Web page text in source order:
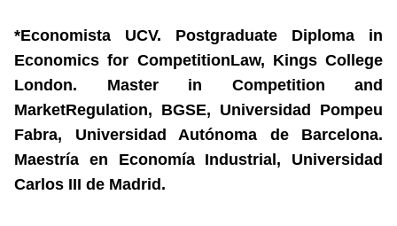
*Economista UCV. Postgraduate Diploma in
Economics for CompetitionLaw, Kings College
London. Master in Competition and
MarketRegulation, BGSE, Universidad Pompeu
Fabra, Universidad Autónoma de Barcelona.
Maestría en Economía Industrial, Universidad
Carlos III de Madrid.